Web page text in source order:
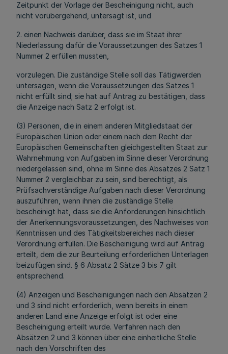
Zeitpunkt der Vorlage der Bescheinigung nicht, auch
nicht vorübergehend, untersagt ist, und
2. einen Nachweis darüber, dass sie im Staat ihrer
Niederlassung dafür die Voraussetzungen des Satzes 1
Nummer 2 erfüllen mussten,
vorzulegen. Die zuständige Stelle soll das Tätigwerden
untersagen, wenn die Voraussetzungen des Satzes 1
nicht erfüllt sind; sie hat auf Antrag zu bestätigen, dass
die Anzeige nach Satz 2 erfolgt ist.
(3) Personen, die in einem anderen Mitgliedstaat der
Europäischen Union oder einem nach dem Recht der
Europäischen Gemeinschaften gleichgestellten Staat zur
Wahrnehmung von Aufgaben im Sinne dieser Verordnung
niedergelassen sind, ohne im Sinne des Absatzes 2 Satz 1
Nummer 2 vergleichbar zu sein, sind berechtigt, als
Prüfsachverständige Aufgaben nach dieser Verordnung
auszuführen, wenn ihnen die zuständige Stelle
bescheinigt hat, dass sie die Anforderungen hinsichtlich
der Anerkennungsvoraussetzungen, des Nachweises von
Kenntnissen und des Tätigkeitsbereiches nach dieser
Verordnung erfüllen. Die Bescheinigung wird auf Antrag
erteilt, dem die zur Beurteilung erforderlichen Unterlagen
beizufügen sind. § 6 Absatz 2 Sätze 3 bis 7 gilt
entsprechend.
(4) Anzeigen und Bescheinigungen nach den Absätzen 2
und 3 sind nicht erforderlich, wenn bereits in einem
anderen Land eine Anzeige erfolgt ist oder eine
Bescheinigung erteilt wurde. Verfahren nach den
Absätzen 2 und 3 können über eine einheitliche Stelle
nach den Vorschriften des